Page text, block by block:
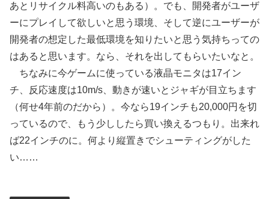
あとリサイクル料高いのもある）。でも、開発者がユーザ
ーにプレイして欲しいと思う環境、そして逆にユーザーが
開発者の想定した最低環境を知りたいと思う気持ちっての
はあると思います。なら、それを出してもらいたいなと。
ちなみに今ゲームに使っている液晶モニタは17イン
チ、反応速度は10m/s、動きが速いとジャギが目立ちます
（何せ4年前のだから）。今なら19インチも20,000円を切
っているので、もう少ししたら買い換えるつもり。出来れ
ば22インチのに。何より縦置きでシューティングがした
い……